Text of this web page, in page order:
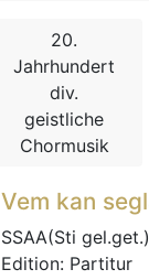
20.
Jahrhundert
div.
geistliche
Chormusik
Vem kan
SSAA(Sti gel.get.)
Edition: Partitur